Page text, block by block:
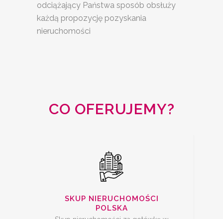
odciążający Państwa sposób obsłuży
każdą propozycję pozyskania
nieruchomości
CO OFERUJEMY?
SKUP NIERUCHOMOŚCI
POLSKA
KREDYTEM